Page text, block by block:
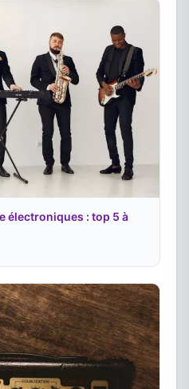
électroniques : top 5 à